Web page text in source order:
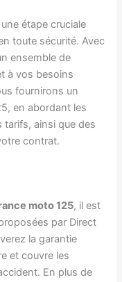
étape cruciale
toute sécurité. Avec
ensemble de
à vos besoins
fournirons un
en abordant les
ainsi que des
contrat.
moto 125, il est
par Direct
la garantie
et couvre les
En plus de